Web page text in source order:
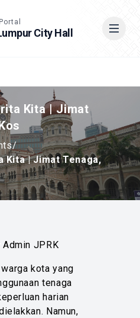
City Hall
Kita | Jimat
/
Kita | Jimat Tenaga,
JPRK
kota yang
tenaga
harian
Namun,